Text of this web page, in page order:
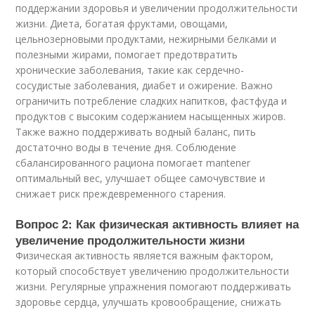
поддержании здоровья и увеличении продолжительности
жизни. Диета, богатая фруктами, овощами,
цельнозерновыми продуктами, нежирными белками и
полезными жирами, помогает предотвратить
хронические заболевания, такие как сердечно-
сосудистые заболевания, диабет и ожирение. Важно
ограничить потребление сладких напитков, фастфуда и
продуктов с высоким содержанием насыщенных жиров.
Также важно поддерживать водный баланс, пить
достаточно воды в течение дня. Соблюдение
сбалансированного рациона помогает mantener
оптимальный вес, улучшает общее самочувствие и
снижает риск преждевременного старения.
Вопрос 2: Как физическая активность влияет на
увеличение продолжительности жизни
Физическая активность является важным фактором,
который способствует увеличению продолжительности
жизни. Регулярные упражнения помогают поддерживать
здоровье сердца, улучшать кровообращение, снижать